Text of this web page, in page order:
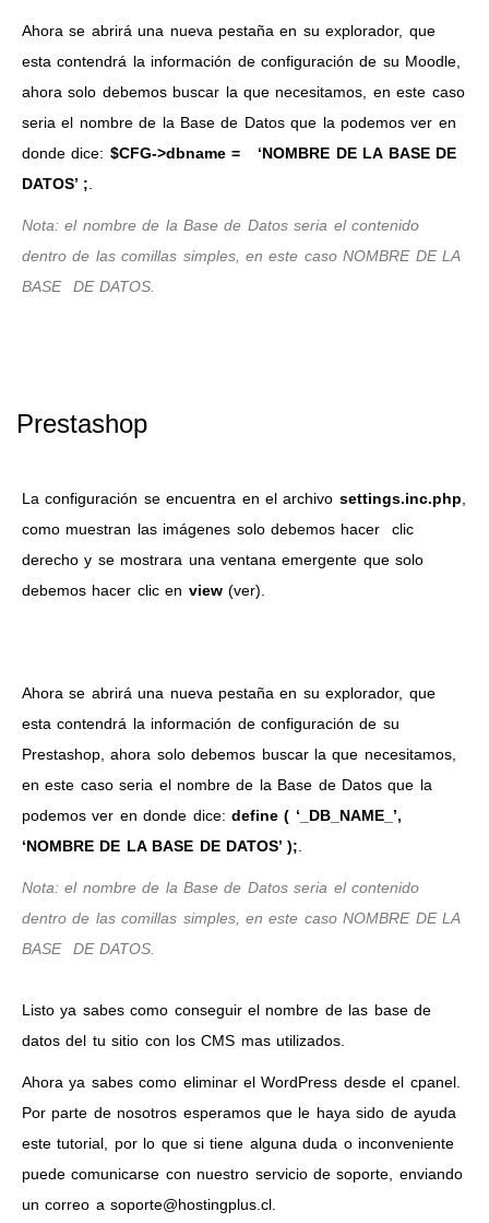
Ahora se abrirá una nueva pestaña en su explorador, que
esta contendrá la información de configuración de su Moodle,
ahora solo debemos buscar la que necesitamos, en este caso
seria el nombre de la Base de Datos que la podemos ver en
donde dice: $CFG->dbname = ‘NOMBRE DE LA BASE DE
DATOS’ ;
Nota: el nombre de la Base de Datos seria el contenido
dentro de las comillas simples, en este caso NOMBRE DE LA
BASE DE DATOS.
Prestashop
La configuración se encuentra en el archivo settings.inc.php
como muestran las imágenes solo debemos hacer clic
derecho y se mostrara una ventana emergente que solo
debemos hacer clic en view(ver).
Ahora se abrirá una nueva pestaña en su explorador, que
esta contendrá la información de configuración de su
Prestashop, ahora solo debemos buscar la que necesitamos,
en este caso seria el nombre de la Base de Datos que la
podemos ver en donde dice: define ( ‘_DB_NAME_’,
‘NOMBRE DE LA BASE DE DATOS’ );
Nota: el nombre de la Base de Datos seria el contenido
dentro de las comillas simples, en este caso NOMBRE DE LA
BASE DE DATOS.
Listo ya sabes como conseguir el nombre de las base de
datos del tu sitio con los CMS mas utilizados.
Ahora ya sabes como eliminar el WordPress desde el cpanel.
Por parte de nosotros esperamos que le haya sido de ayuda
este tutorial, por lo que si tiene alguna duda o inconveniente
puede comunicarse con nuestro servicio de soporte, enviando
un correo a soporte@hostingplus.cl.